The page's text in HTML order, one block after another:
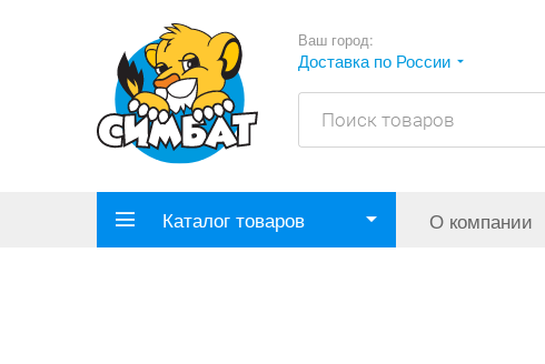
Ваш город:
Доставка по России
Каталог товаров О компании